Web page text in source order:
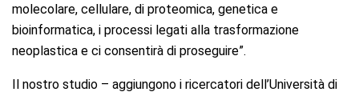
molecolare, cellulare, di proteomica, genetica e
bioinformatica, i processi legati alla trasformazione
neoplastica e ci consentirà di proseguire”.
Il nostro studio – aggiungono i ricercatori dell’Università di